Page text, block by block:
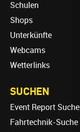
Schulen
Shops
Unterkünfte
Webcams
Wetterlinks
SUCHEN
Event Report Suche
Fahrtechnik-Suche